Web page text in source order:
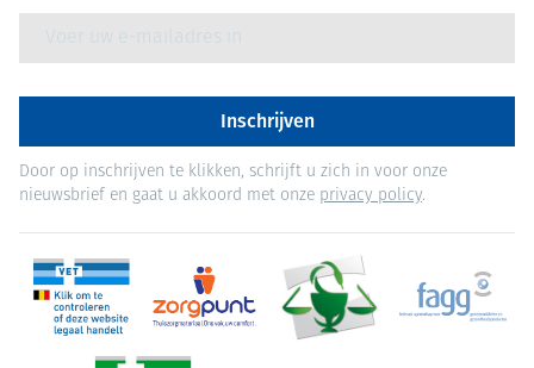
Inschrijven
Door op inschrijven te klikken, schrijft u zich in voor onze
nieuwsbrief en gaat u akkoord met onze privacy policy.